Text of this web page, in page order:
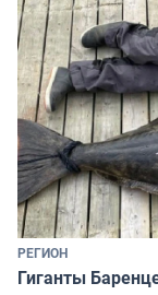
РЕГИОН
Гиганты